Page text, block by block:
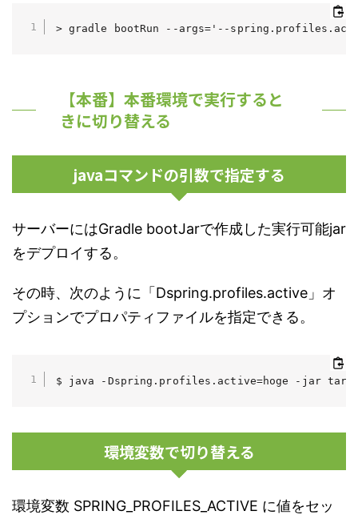
> gradle bootRun --args='--
【本番】本番環境で実行すると
きに切り替える
javaコマンドの引数で指定する
サーバーにはGradle bootJarで作成した実行可能jar
をデプロイする。
その時、次のように「Dspring.profiles.active」オ
プションでプロパティファイルを指定できる。
$ java -Dspring.profiles.active=hoge -jar target/
環境変数で切り替える
環境変数 SPRING_PROFILES_ACTIVE に値をセッ